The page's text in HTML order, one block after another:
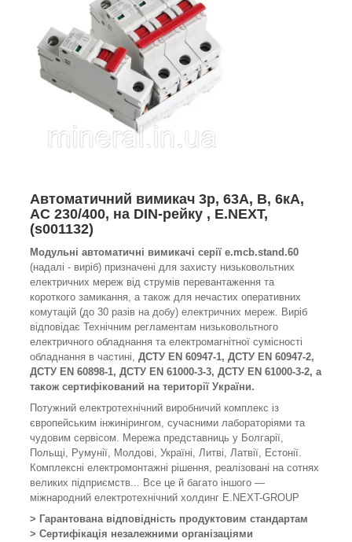
Автоматичний вимикач 3р, 63А, B, 6кА,
AC 230/400, на DIN-рейку , E.NEXT,
(s001132)
Модульні автоматичні вимикачі серії e.mcb.stand.60
(надалі - виріб) призначені для захисту низьковольтних
електричних мереж від струмів перевантаження та
короткого замикання, а також для нечастих оперативних
комутацій (до 30 разів на добу) eлектричних мереж. Виріб
відповідає Технічним регламентам низьковольтного
електричного обладнання та електромагнітної сумісності
обладнання в частині, ДСТУ EN 60947-1, ДСТУ EN 60947-2,
ДСТУ EN 60898-1, ДСТУ EN 61000-3-3, ДСТУ EN 61000-3-2, а
також сертифікований на території України.
Потужний електротехнічний виробничий комплекс із
європейським інжинірингом, сучасними лабораторіями та
чудовим сервісом. Мережа представниць у Болгарії,
Польщі, Румунії, Молдові, Україні, Литві, Латвії, Естонії.
Комплексні електромонтажні рішення, реалізовані на сотнях
великих підприємств... Все це й багато іншого —
міжнародний електротехнічний холдинг E.NEXT-GROUP
> Гарантована відповідність продуктовим стандартам
> Сертифікація незалежними організаціями